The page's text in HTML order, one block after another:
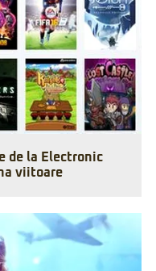
de la Electronic
viitoare